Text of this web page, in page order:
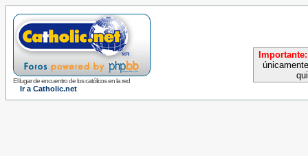
El lugar de encuentro de los católicos en la red
Ir a Catholic.net
Importante: